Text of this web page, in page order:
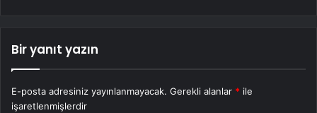
Bir yanıt yazın
E-posta adresiniz yayınlanmayacak. Gerekli alanlar * ile
işaretlenmişlerdir